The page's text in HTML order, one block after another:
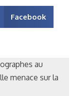
Facebook
au
menace sur la